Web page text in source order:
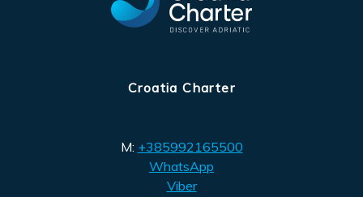
Croatia Charter
M: +385992165500
WhatsApp
Viber